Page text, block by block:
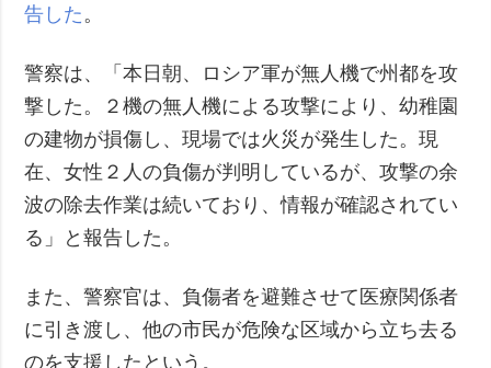
告した 。
警察は、「本日朝、ロシア軍が無人機で州都を攻
撃した。２機の無人機による攻撃により、幼稚園
の建物が損傷し、現場では火災が発生した。現
在、女性２人の負傷が判明しているが、攻撃の余
波の除去作業は続いており、情報が確認されてい
る」と報告した。
また、警察官は、負傷者を避難させて医療関係者
に引き渡し、他の市民が危険な区域から立ち去る
のを支援したという。